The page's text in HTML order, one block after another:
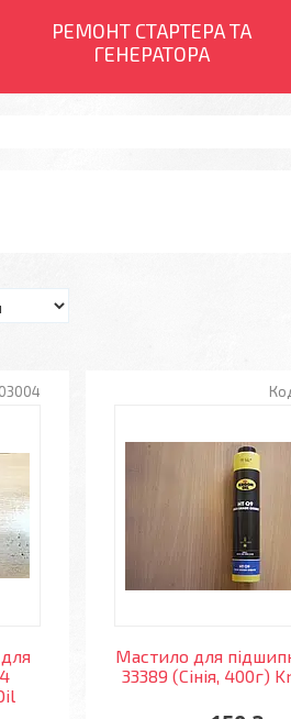
РЕМОНТ СТАРТЕРА ТА
ГЕНЕРАТОРА
Мастило для
33389 (Сінія, 400г)